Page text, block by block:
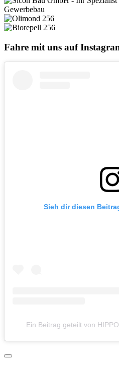
Fahre mit uns auf
Sieh dir diesen
Ein Beitrag geteilt von